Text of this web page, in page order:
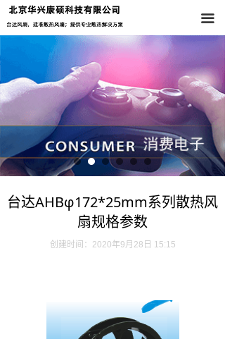
끀
首页
关于我们
产品中心
新闻资讯
联系我们
台达AHBφ172*25mm系列散热风
扇规格参数
创建时间： 2020年9月28日 15:15